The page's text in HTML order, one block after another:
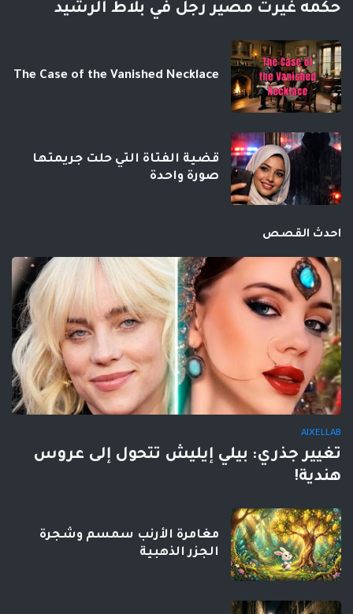
حكمه غيرت مصير رجل في بلاط الرشيد
The Case of the Vanished Necklace
قضية الفتاة التي حلت جريمتها
صورة واحدة
احدث القصص
AIXELLAB
تغيير جذري: بيلي إيليش تتحول إلى عروس
هندية!
مغامرة الأرنب سمسم وشجرة
الجزر الذهبية